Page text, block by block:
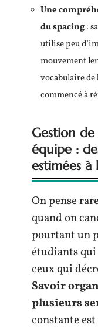
Une
du spacing:
utilise peu
mouvement
vocabulaire de
commencé à
Gestion
équipe :
estimées à
On pense
quand on
pourtant un
étudiants
ceux qui
Savoir
plusieurs
constante